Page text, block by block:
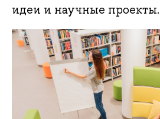
идеи и научные проекты.